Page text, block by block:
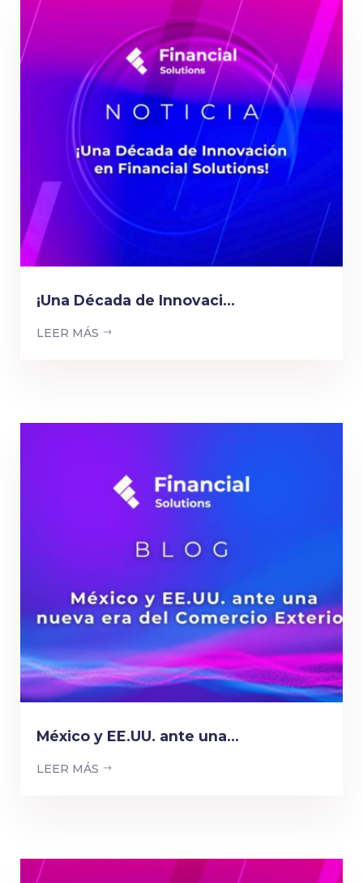
¡Una Década de Innovaci...
LEER MÁS
México y EE.UU. ante una...
LEER MÁS